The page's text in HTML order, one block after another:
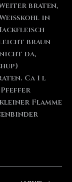
braten,
in
braun
da,
Ca 1 l
Pfeffer
Flamme